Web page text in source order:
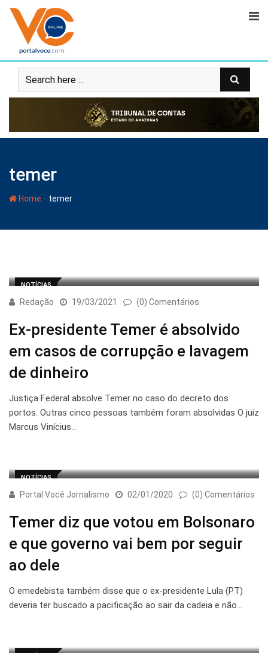
temer
Home - temer
NOTÍCIAS
Redação 19/03/2021 (0) Comentários
Ex-presidente Temer é absolvido
em casos de corrupção e lavagem
de dinheiro
Justiça Federal absolve Temer no caso do decreto dos
portos. Outras cinco pessoas também foram absolvidas O juiz
Marcus Vinícius…
NOTÍCIAS
Portal Você Jornalismo 02/01/2020 (0) Comentários
Temer diz que votou em Bolsonaro
e que governo vai bem por seguir
ao dele
O emedebista também disse que o ex-presidente Lula (PT)
deveria ter buscado a pacificação ao sair da cadeia e não…